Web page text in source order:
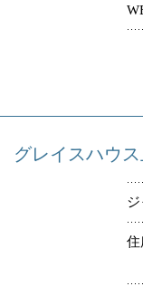
グレイスハウ
住